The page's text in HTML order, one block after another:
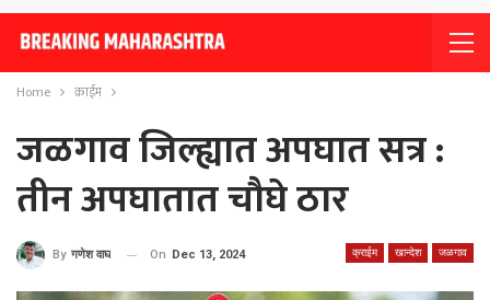
Home क्राईम
जळगाव जिल्ह्यात अपघात सत्र :
तीन अपघातात चौघे ठार
क्राईम खान्देश जळगाव
By गणेश वाघ On Dec 13, 2024